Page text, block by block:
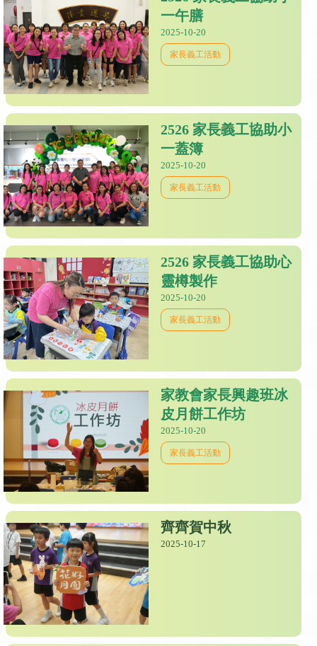
一午膳
2025-10-20
家長義工活動
2526 家長義工協助小
一蓋簿
2025-10-20
家長義工活動
2526 家長義工協助心
靈樽製作
2025-10-20
家長義工活動
家教會家長興趣班冰
皮月餅工作坊
2025-10-20
家長義工活動
齊齊賀中秋
2025-10-17